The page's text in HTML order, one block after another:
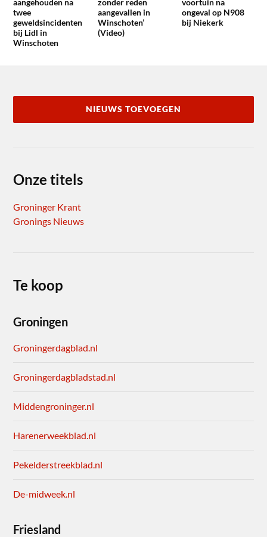
twee
geweldsincidenten
bij Lidl in
Winschoten
aangevallen in
Winschoten’
(Video)
ongeval op N908
bij Niekerk
NIEUWS TOEVOEGEN
Onze titels
Groninger Krant
Gronings Nieuws
Te koop
Groningen
Groningerdagblad.nl
Groningerdagbladstad.nl
Middengroninger.nl
Harenerweekblad.nl
Pekelderstreekblad.nl
De-midweek.nl
Friesland